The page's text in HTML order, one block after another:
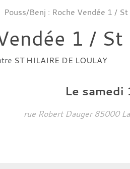
Pouss/Benj : Roche Vendée 1 /
1 /
ST HILAIRE DE LOULAY
Le samedi
rue Robert Dauger 85000